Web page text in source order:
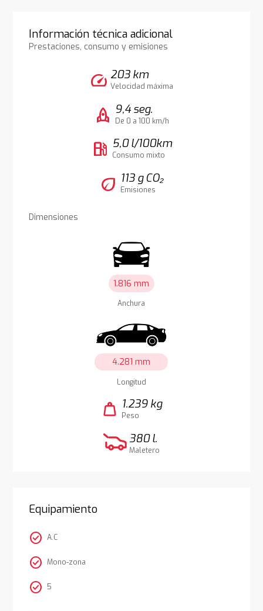
Información técnica adicional
Prestaciones, consumo y emisiones
speed 203 km
Velocidad máxima
rocket 9,4 seg.
De 0 a 100 km/h
local_gas_station 5,0 l/100km
Consumo mixto
eco 113 g CO₂
Emisiones
Dimensiones
1.816 mm
Anchura
4.281 mm
Longitud
weight 1.239 kg
Peso
380 l.
Maletero
Equipamiento
check_circle A.C
check_circle Mono-zona
check_circle 5